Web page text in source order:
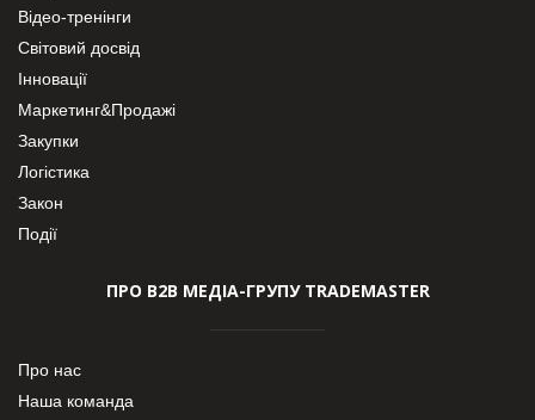
Відео-тренінги
Світовий досвід
Інновації
Маркетинг&Продажі
Закупки
Логістика
Закон
Події
ПРО В2В МЕДІА-ГРУПУ TRADEMASTER
Про нас
Наша команда